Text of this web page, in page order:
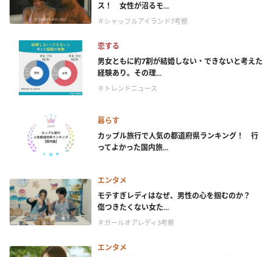
ス！ 女性が沼るモ...
＃シャッフルアイランド7考察
恋する
男女ともに約7割が結婚しない・できないと考えた
経験あり。その理...
＃トレンドニュース
暮らす
カップル旅行で人気の都道府県ランキング！ 行
ってよかった国内旅...
エンタメ
モテすぎレディはなぜ、男性の心を掴むのか？
傷つきたくない女た...
＃ガールオアレディ3考察
エンタメ